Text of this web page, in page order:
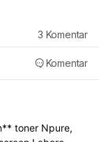
Komentar
3 Komentar
toner Npure,